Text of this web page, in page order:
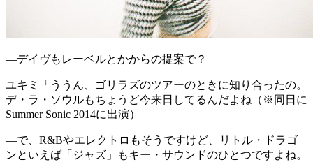
―デイヴもレーベルとかからの提案で？
ユキミ
「ううん、ゴリラズのツアーのときに知り合ったの。
デ・ラ・ソウルもちょうど今来日してるんだよね（※同日に
Summer Sonic 2014に出演）
―で、R&Bやエレクトロもそうですけど、リトル・ドラゴ
ンといえば「ジャズ」もキー・サウンドのひとつですよね。